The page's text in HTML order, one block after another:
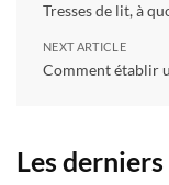
Tresses de lit, à
NEXT ARTICLE
Comment établir
Les